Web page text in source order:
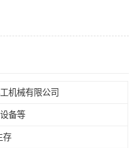
机械有限公司
备等
存